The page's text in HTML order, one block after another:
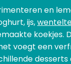
en
ijs,
koekjes.
voegt een
desserts